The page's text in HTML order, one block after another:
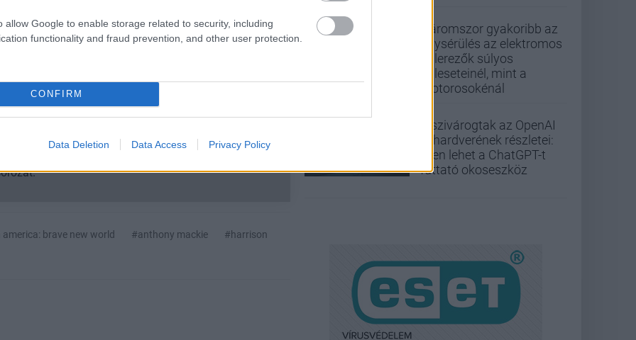
allow Google to enable storage related to security, including
functionality and fraud prevention, and other user protection.
CONFIRM
Data Deletion Data Access Privacy Policy
és azt elfogadom.
hangulata – Jön a második forduló! (X)
brave new world #anthony mackie
#harrison
Háromszor gyakoribb az
agysérülés az elektromos
rollerezők súlyos
baleseteinél, mint a
motorosokénál
Kiszivárogtak az OpenAI
új hardverének részletei:
ilyen lehet a ChatGPT-t
futtató okoseszköz